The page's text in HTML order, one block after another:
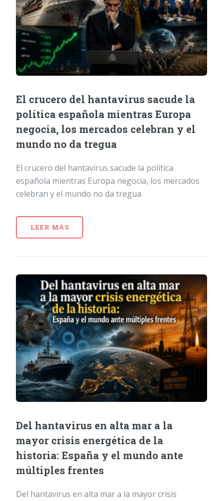
El crucero del hantavirus sacude la
política española mientras Europa
negocia, los mercados celebran y el
mundo no da tregua
El crucero del hantavirus sacude la política
española mientras Europa negocia, los mercados
celebran y el mundo no da tregua
LEER MÁS
Del hantavirus en alta mar a la
mayor crisis energética de la
historia: España y el mundo ante
múltiples frentes
Del hantavirus en alta mar a la mayor crisis